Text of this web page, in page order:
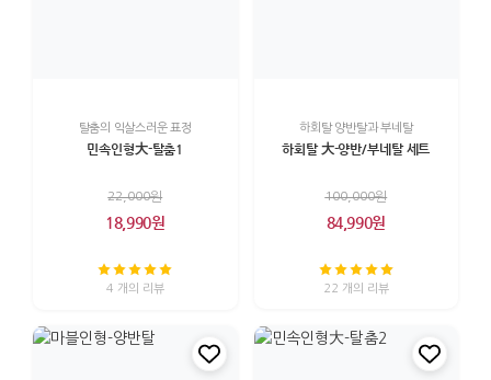
탈춤의 익살스러운 표정
민속인형大-탈춤1
22,000원
18,990원
4 개의 리뷰
하회탈 양반탈과 부네탈
하회탈 大-양반/부네탈 세트
100,000원
84,990원
22 개의 리뷰